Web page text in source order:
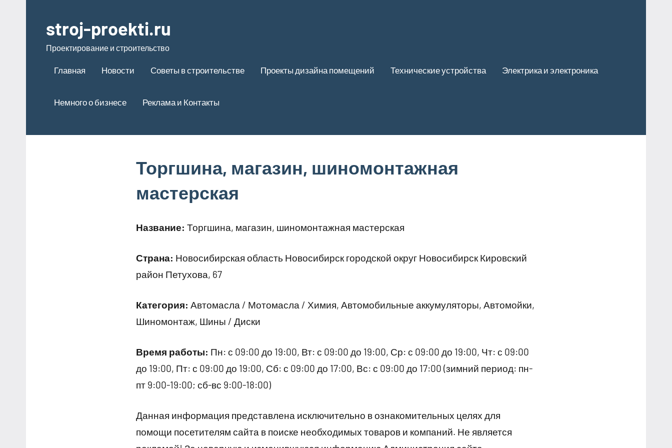
содержимому
stroj-proekti.ru
Проектирование и строительство
Главная Новости Советы в строительстве Проекты дизайна помещений Технические устройства Электрика и электроника
Немного о бизнесе Реклама и Контакты
Торгшина, магазин, шиномонтажная
мастерская
Название: Торгшина, магазин, шиномонтажная мастерская
Страна: Новосибирская область Новосибирск городской округ Новосибирск Кировский
район Петухова, 67
Категория: Автомасла / Мотомасла / Химия, Автомобильные аккумуляторы, Автомойки,
Шиномонтаж, Шины / Диски
Время работы: Пн: с 09:00 до 19:00, Вт: с 09:00 до 19:00, Ср: с 09:00 до 19:00, Чт: с 09:00
до 19:00, Пт: с 09:00 до 19:00, Сб: с 09:00 до 17:00, Вс: с 09:00 до 17:00 (зимний период: пн-
пт 9:00-19:00; сб-вс 9:00-18:00)
Данная информация представлена исключительно в ознакомительных целях для
помощи посетителям сайта в поиске необходимых товаров и компаний. Не является